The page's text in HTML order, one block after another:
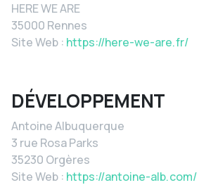
HERE WE ARE
35000 Rennes
Site Web : https://here-we-are.fr/
DÉVELOPPEMENT
Antoine Albuquerque
3 rue Rosa Parks
35230 Orgères
Site Web : https://antoine-alb.com/